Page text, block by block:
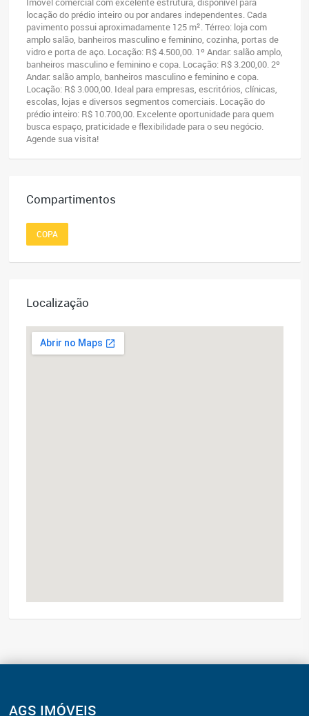
locação do prédio inteiro ou por andares independentes. Cada
pavimento possui aproximadamente 125 m². Térreo: loja com
amplo salão, banheiros masculino e feminino, cozinha, portas de
vidro e porta de aço. Locação: R$ 4.500,00. 1º Andar: salão amplo,
banheiros masculino e feminino e copa. Locação: R$ 3.200,00. 2º
Andar: salão amplo, banheiros masculino e feminino e copa.
Locação: R$ 3.000,00. Ideal para empresas, escritórios, clínicas,
escolas, lojas e diversos segmentos comerciais. Locação do
prédio inteiro: R$ 10.700,00. Excelente oportunidade para quem
busca espaço, praticidade e flexibilidade para o seu negócio.
Agende sua visita!
Compartimentos
COPA
Localização
AGS IMÓVEIS